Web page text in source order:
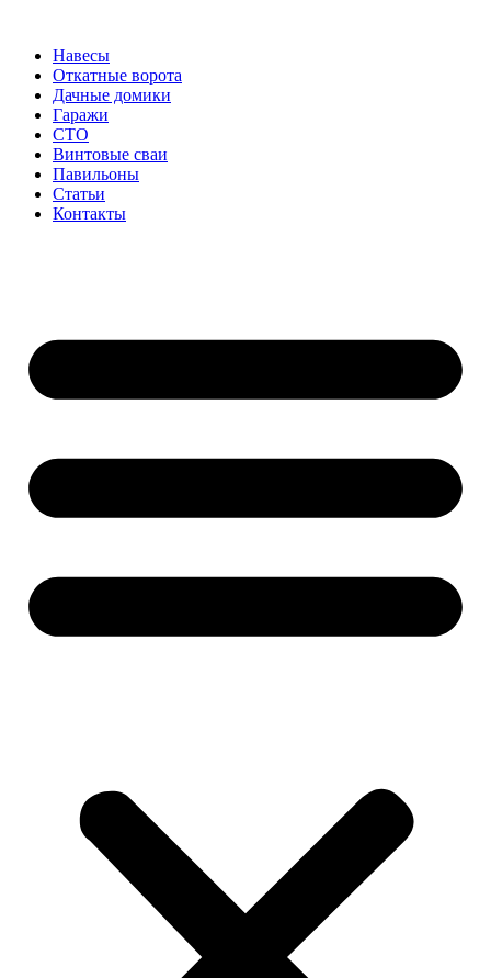
содержимому
Навесы
Откатные ворота
Дачные домики
Гаражи
СТО
Винтовые сваи
Павильоны
Статьи
Контакты